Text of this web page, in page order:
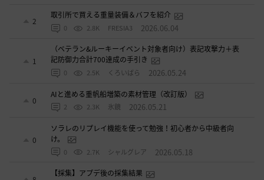
2
取引所で買える重量装備＆バフを紹介
0 2.8K FRESIA3 2026.06.04
1
（ベテラン&ルーキーイベント対象者向け）表記攻撃力＋表
記防御力合計700達成の手引き
0 2.5K くろいばら 2026.05.24
0
AIと進める重帆船増築の素材管理（改訂版）
2 2.3K 氷鏡 2026.05.21
0
ソラレのリプレイ機能を使って勉強！初心者から中級者向
け。
0 2.7K シャルグレア 2026.05.18
【採集】アプデ後の採集結果